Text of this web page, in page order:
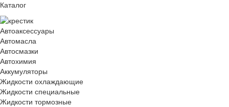
Каталог
Автоаксессуары
Автомасла
Автосмазки
Автохимия
Аккумуляторы
Жидкости охлаждающие
Жидкости специальные
Жидкости тормозные